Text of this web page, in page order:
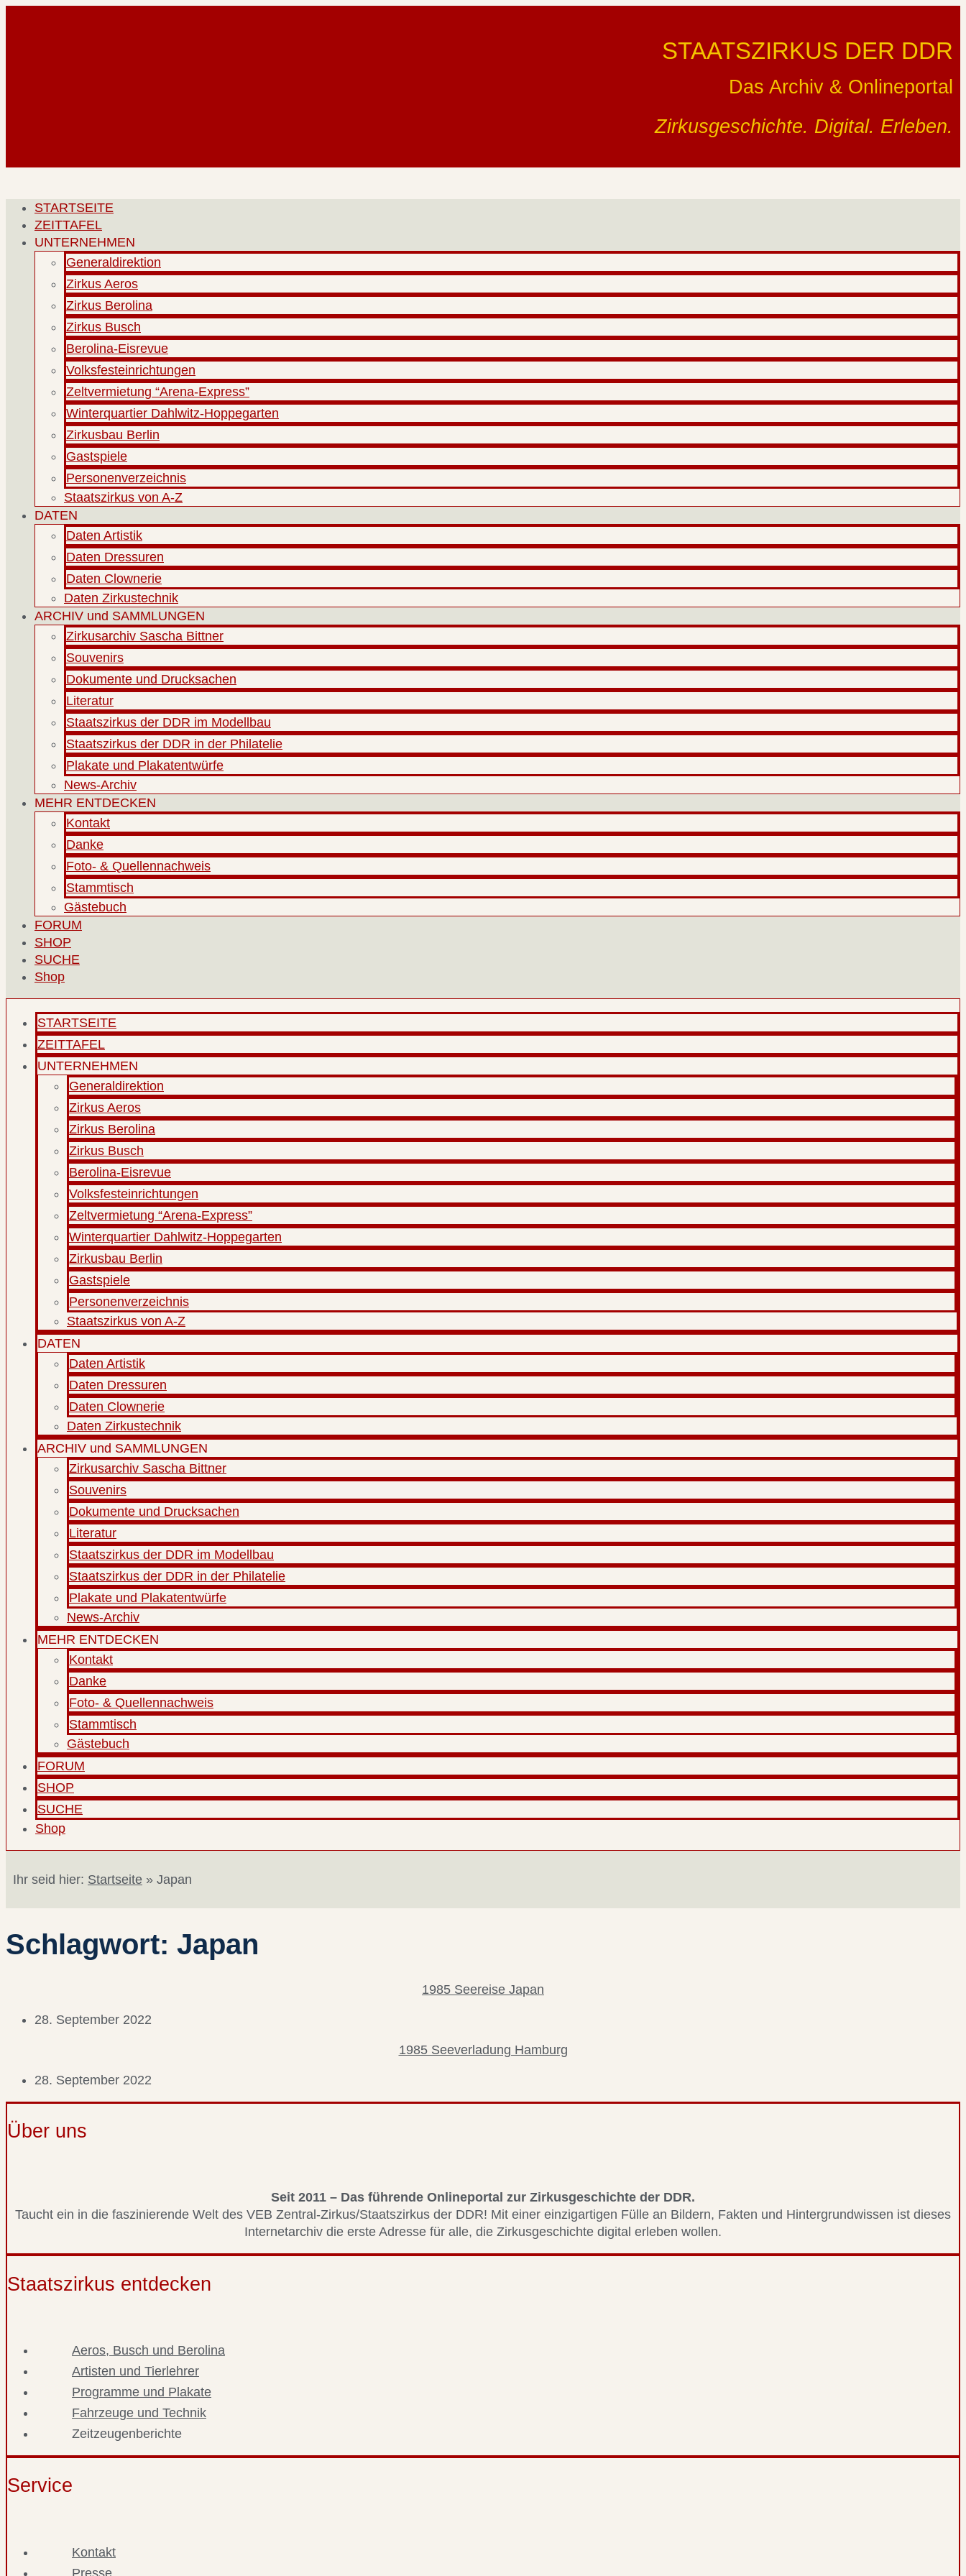
STAATSZIRKUS DER DDR
Das Archiv & Onlineportal
Zirkusgeschichte. Digital. Erleben.
STARTSEITE
ZEITTAFEL
UNTERNEHMEN
Generaldirektion
Zirkus Aeros
Zirkus Berolina
Zirkus Busch
Berolina-Eisrevue
Volksfesteinrichtungen
Zeltvermietung “Arena-Express”
Winterquartier Dahlwitz-Hoppegarten
Zirkusbau Berlin
Gastspiele
Personenverzeichnis
Staatszirkus von A-Z
DATEN
Daten Artistik
Daten Dressuren
Daten Clownerie
Daten Zirkustechnik
ARCHIV und SAMMLUNGEN
Zirkusarchiv Sascha Bittner
Souvenirs
Dokumente und Drucksachen
Literatur
Staatszirkus der DDR im Modellbau
Staatszirkus der DDR in der Philatelie
Plakate und Plakatentwürfe
News-Archiv
MEHR ENTDECKEN
Kontakt
Danke
Foto- & Quellennachweis
Stammtisch
Gästebuch
FORUM
SHOP
SUCHE
Shop
STARTSEITE
ZEITTAFEL
UNTERNEHMEN
Generaldirektion
Zirkus Aeros
Zirkus Berolina
Zirkus Busch
Berolina-Eisrevue
Volksfesteinrichtungen
Zeltvermietung “Arena-Express”
Winterquartier Dahlwitz-Hoppegarten
Zirkusbau Berlin
Gastspiele
Personenverzeichnis
Staatszirkus von A-Z
DATEN
Daten Artistik
Daten Dressuren
Daten Clownerie
Daten Zirkustechnik
ARCHIV und SAMMLUNGEN
Zirkusarchiv Sascha Bittner
Souvenirs
Dokumente und Drucksachen
Literatur
Staatszirkus der DDR im Modellbau
Staatszirkus der DDR in der Philatelie
Plakate und Plakatentwürfe
News-Archiv
MEHR ENTDECKEN
Kontakt
Danke
Foto- & Quellennachweis
Stammtisch
Gästebuch
FORUM
SHOP
SUCHE
Shop
Ihr seid hier: Startseite » Japan
Schlagwort: Japan
1985 Seereise Japan
28. September 2022
1985 Seeverladung Hamburg
28. September 2022
Über uns
Seit 2011 – Das führende Onlineportal zur Zirkusgeschichte der DDR.
Taucht ein in die faszinierende Welt des VEB Zentral-Zirkus/Staatszirkus der DDR! Mit einer einzigartigen Fülle an Bildern, Fakten und Hintergrundwissen ist dieses
Internetarchiv die erste Adresse für alle, die Zirkusgeschichte digital erleben wollen.
Staatszirkus entdecken
Aeros, Busch und Berolina
Artisten und Tierlehrer
Programme und Plakate
Fahrzeuge und Technik
Zeitzeugenberichte
Service
Kontakt
Presse